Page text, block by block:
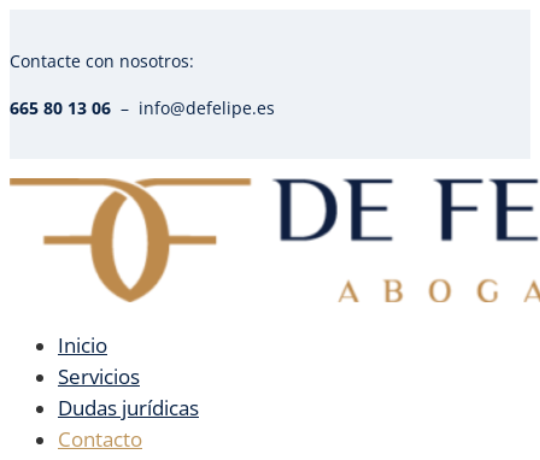
Contacte con nosotros:
665 80 13 06 – info@defelipe.es
Inicio
Servicios
Dudas jurídicas
Contacto